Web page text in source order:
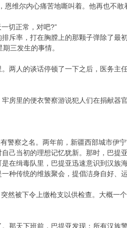
维尔内心痛苦地嘶叫着。他再也不
切正常，对吧?”
斥率，打在胸膛上的那颗子弹除了
三发生的事情。
两人的谈话停顿了一下之后，医务主
房里的便衣警察游说犯人们在捐献器
警察之名。两年前，新疆西部城市伊
己当初的理想记忆犹新。那时，巴提
在缉毒队里，巴提亚迅速意识到汉
种传统的维族聚会，提倡洁身自好
被下令上缴枪支以供检查。大概一
那天下班前，巴提亚发现：所有汉族